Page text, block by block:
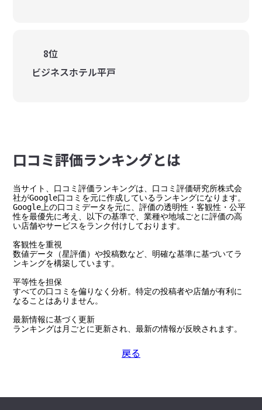
8位
ビジネスホテル平戸
⼝コミ評価ランキングとは
当サイト、口コミ評価ランキングは、口コミ評価研究所株式会
社がGoogle口コミを元に作成しているランキングになります。
Google上の口コミデータを元に、評価の透明性・客観性・公平
性を最優先に考え、以下の基準で、業種や地域ごとに評価の高
い店舗やサービスをランク付けしております。
客観性を重視
数値データ（星評価）や投稿数など、明確な基準に基づいてラ
ンキングを構築しています。
平等性を担保
すべての口コミを偏りなく分析。特定の投稿者や店舗が有利に
なることはありません。
最新情報に基づく更新
ランキングは月ごとに更新され、最新の情報が反映されます。
戻る